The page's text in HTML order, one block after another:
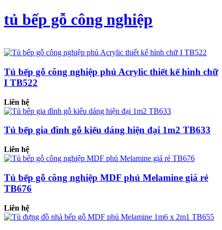
tủ bếp gỗ công nghiệp
Tủ bếp gỗ công nghiệp phủ Acrylic thiết kế hình chữ
I TB522
Liên hệ
Tủ bếp gia đình gỗ kiểu dáng hiện đại 1m2 TB633
Liên hệ
Tủ bếp gỗ công nghiệp MDF phủ Melamine giá rẻ
TB676
Liên hệ